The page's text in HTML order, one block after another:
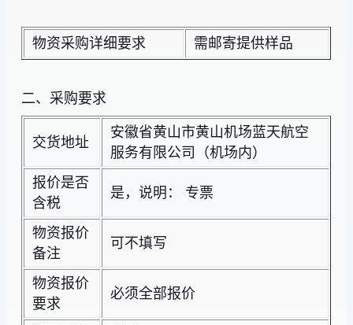
物资采购详细要求 需邮寄提供样品
二、采购要求
交货地址
安徽省黄山市黄山机场蓝天航空
服务有限公司（机场内）
报价是否
含税
是，说明： 专票
物资报价
备注
可不填写
物资报价
要求
必须全部报价